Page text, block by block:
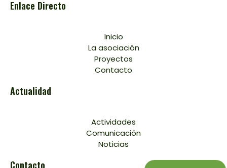
Enlace Directo
Inicio
La asociación
Proyectos
Contacto
Actualidad
Actividades
Comunicación
Noticias
Contacto